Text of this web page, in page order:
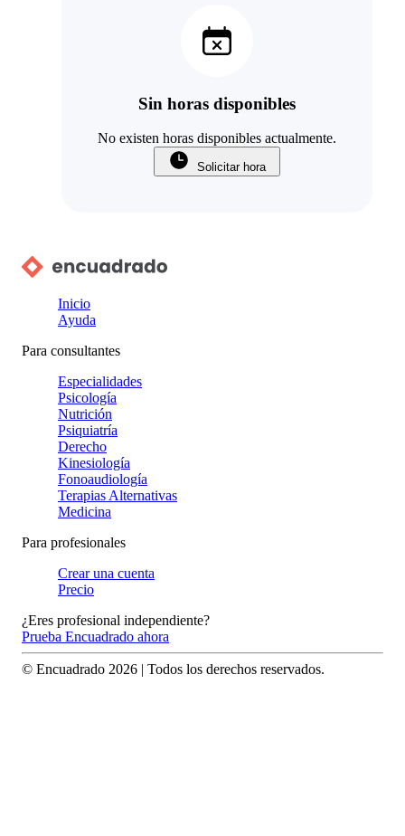
Sin horas disponibles
No existen horas disponibles actualmente.
Solicitar hora
Inicio
Ayuda
Para consultantes
Especialidades
Psicología
Nutrición
Psiquiatría
Derecho
Kinesiología
Fonoaudiología
Terapias Alternativas
Medicina
Para profesionales
Crear una cuenta
Precio
¿Eres profesional independiente?
Prueba Encuadrado ahora
© Encuadrado 2026 | Todos los derechos reservados.